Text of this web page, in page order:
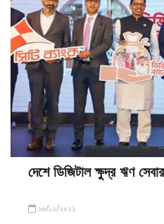
দেশে ডিজিটাল ক্ষুদ্র ঋণ
১৬/১২/২০২১